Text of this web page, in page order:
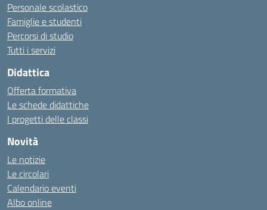
Personale scolastico
Famiglie e studenti
Percorsi di studio
Tutti i servizi
Didattica
Offerta formativa
Le schede didattiche
I progetti delle classi
Novità
Le notizie
Le circolari
Calendario eventi
Albo online